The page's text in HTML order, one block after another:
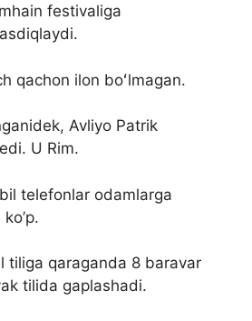
festivaliga
qachon ilon boʻlmagan.
Avliyo Patrik
U Rim.
telefonlar odamlarga
tiliga qaraganda 8 baravar
tilida gaplashadi.